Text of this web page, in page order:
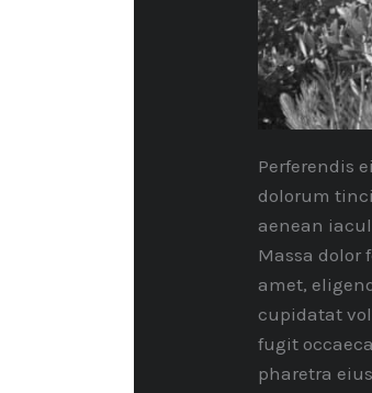
Perferendis
dolorum
aenean
Massa dolor
amet,
cupidatat
fugit
pharetra